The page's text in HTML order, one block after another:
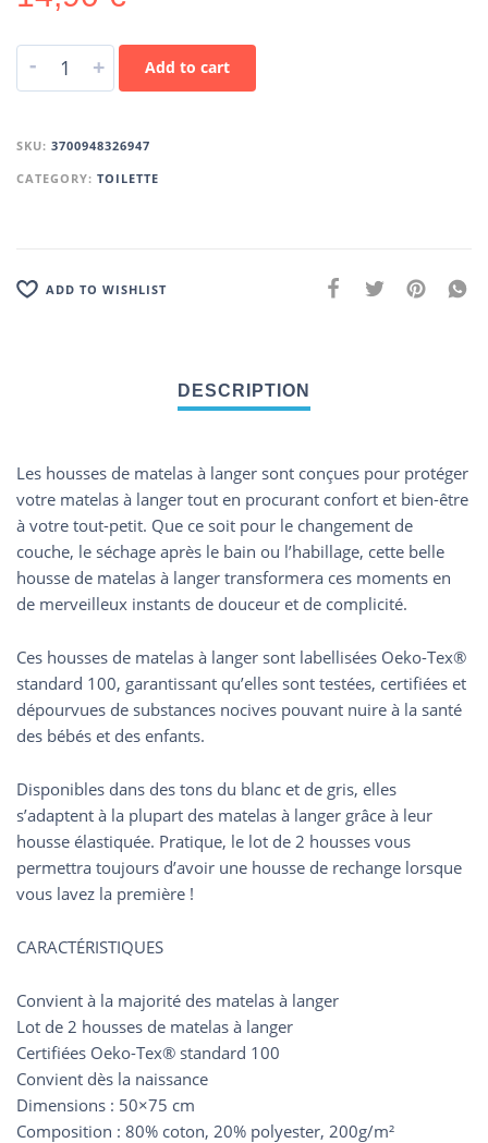
- + Add to cart
SKU: 3700948326947
CATEGORY: TOILETTE
ADD TO WISHLIST
Les housses de matelas à langer sont conçues pour protéger
votre matelas à langer tout en procurant confort et bien-être
à votre tout-petit. Que ce soit pour le changement de
couche, le séchage après le bain ou l’habillage, cette belle
housse de matelas à langer transformera ces moments en
de merveilleux instants de douceur et de complicité.
Ces housses de matelas à langer sont labellisées Oeko-Tex®
standard 100, garantissant qu’elles sont testées, certifiées et
dépourvues de substances nocives pouvant nuire à la santé
des bébés et des enfants.
Disponibles dans des tons du blanc et de gris, elles
s’adaptent à la plupart des matelas à langer grâce à leur
housse élastiquée. Pratique, le lot de 2 housses vous
permettra toujours d’avoir une housse de rechange lorsque
vous lavez la première !
CARACTÉRISTIQUES
Convient à la majorité des matelas à langer
Lot de 2 housses de matelas à langer
Certifiées Oeko-Tex® standard 100
Convient dès la naissance
Dimensions : 50×75 cm
Composition : 80% coton, 20% polyester, 200g/m²